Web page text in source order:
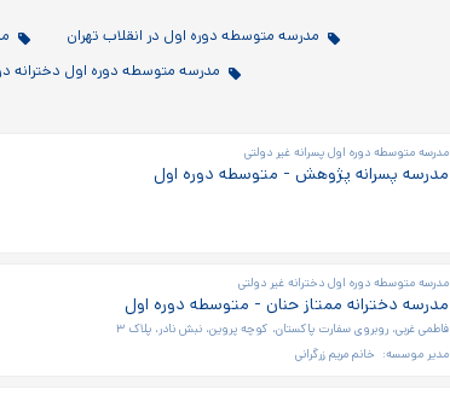
مدرسه متوسطه دوره اول در انقلاب تهران
مدرسه متوسطه دوره اول دخترانه
مدرسه متوسطه دوره اول پسرانه غیر دولتی
مدرسه پسرانه پژوهش - متوسطه دوره اول
مدرسه متوسطه دوره اول دخترانه غیر دولتی
مدرسه دخترانه ممتاز حنان - متوسطه دوره اول
فاطمی غربی، روبروی سفارت پاکستان، کوچه پروین، نبش نادر، پلاک ۳
مدیر موسسه: خانم مریم زرگرانی
صفحه‌ها